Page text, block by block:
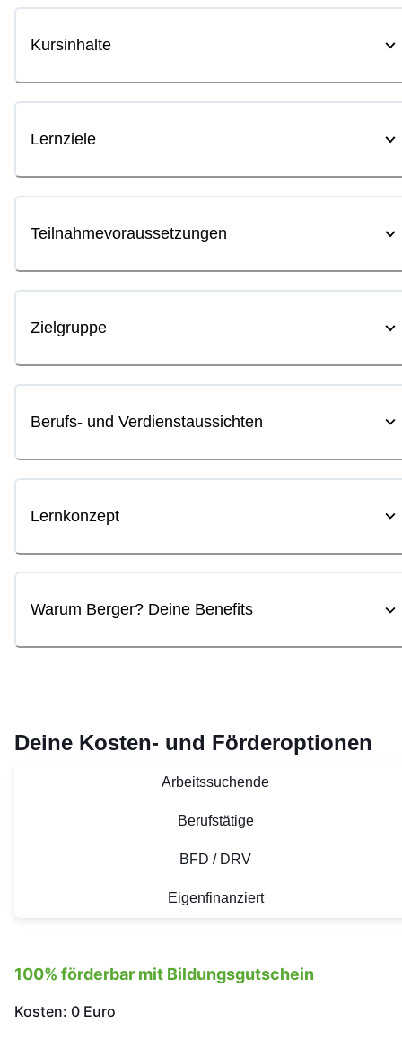
Kursinhalte
Lernziele
Teilnahmevoraussetzungen
Zielgruppe
Berufs- und Verdienstaussichten
Lernkonzept
Warum Berger? Deine Benefits
Deine Kosten- und Förderoptionen
Arbeitssuchende
Berufstätige
BFD / DRV
Eigenfinanziert
100% förderbar mit Bildungsgutschein
Kosten: 0 Euro